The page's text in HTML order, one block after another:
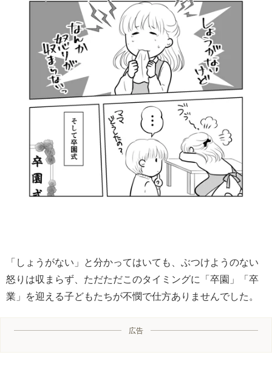
「しょうがない」と分かってはいても、ぶつけようのない
怒りは収まらず、ただただこのタイミングに「卒園」「卒
業」を迎える子どもたちが不憫で仕方ありませんでした。
広告